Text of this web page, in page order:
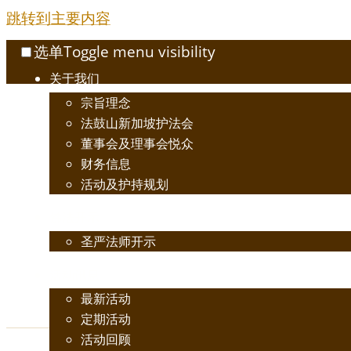
跳转到主要内容
选单Toggle menu visibility
关于我们
宗旨理念
法鼓山新加坡护法会
董事会及理事会悦众
财务信息
活动及护持规划
圣严法师开示
最新活动
定期活动
活动回顾